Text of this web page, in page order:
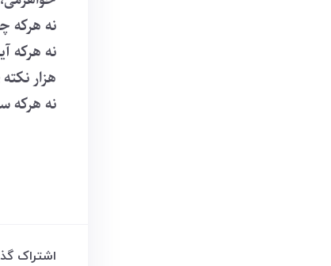
نه هرکه
نه هرکه
هزار
نه هرکه
اشتراک